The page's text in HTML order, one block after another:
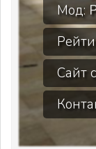
Мод:
Сайт